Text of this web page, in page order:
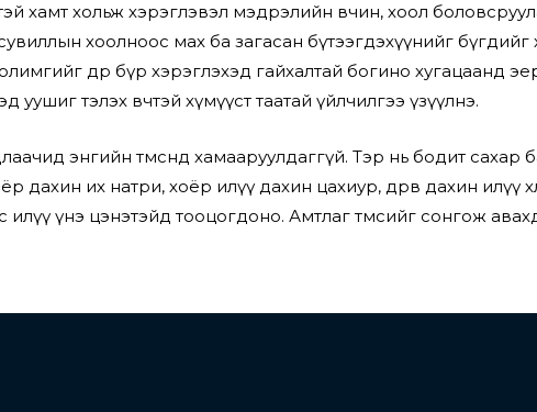
хольж хэрэглэвэл мэдрэлийн өвчин, хоол
хоолноос мах ба загасан бүтээгдэхүүнийг бүгдийг
өдөр бүр хэрэглэхэд гайхалтай богино хугацаанд
тэлэх өвчтэй хүмүүст таатай үйлчилгээ үзүүлнэ.
энгийн төмсөнд хамааруулдаггүй. Тэр нь бодит сахар
дахин их натри, хоёр илүү дахин цахиур, дөрөв дахин илүү
үнэ цэнэтэйд тооцогдоно. Амтлаг төмсийг сонгож